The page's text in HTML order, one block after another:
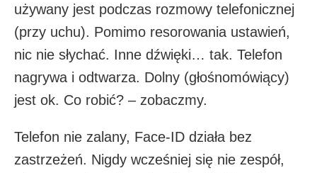
używany jest podczas rozmowy telefonicznej
(przy uchu). Pomimo resorowania ustawień,
nic nie słychać. Inne dźwięki… tak. Telefon
nagrywa i odtwarza. Dolny (głośnomówiący)
jest ok. Co robić? – zobaczmy.
Telefon nie zalany, Face-ID działa bez
zastrzeżeń. Nigdy wcześniej się nie zespół,